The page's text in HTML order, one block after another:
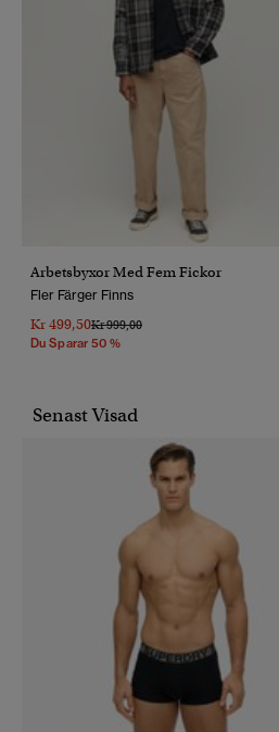
Arbetsbyxor Med Fem Fickor
Fler Färger Finns
Kr 499,50Pris Reducerat Från
Kr 999,00Till
Du Sparar 50 %
Senast Visad